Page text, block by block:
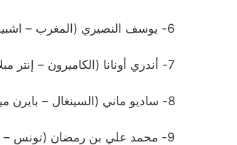
6- يوسف النصيري (المغرب – اشبيلية): 52 نقطة
7- أندري أونانا (الكاميرون – إنتر مبلان / مانشستر يونايتد): 31 نقطة
8- ساديو ماني (السينغال – بايرن ميونيخ / النصر): 29 نقطة
9- محمد علي بن رمضان (تونس – فيرنكفاروش): 12 نقطة